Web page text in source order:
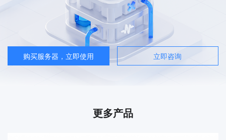
购买服务器，立即使用 立即咨询
更多产品